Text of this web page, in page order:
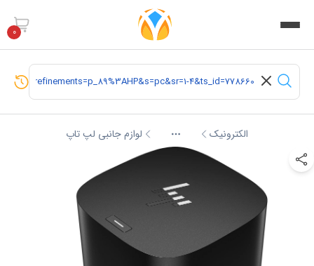
0
الکترونیک More لوازم جانبی لپ تاپ